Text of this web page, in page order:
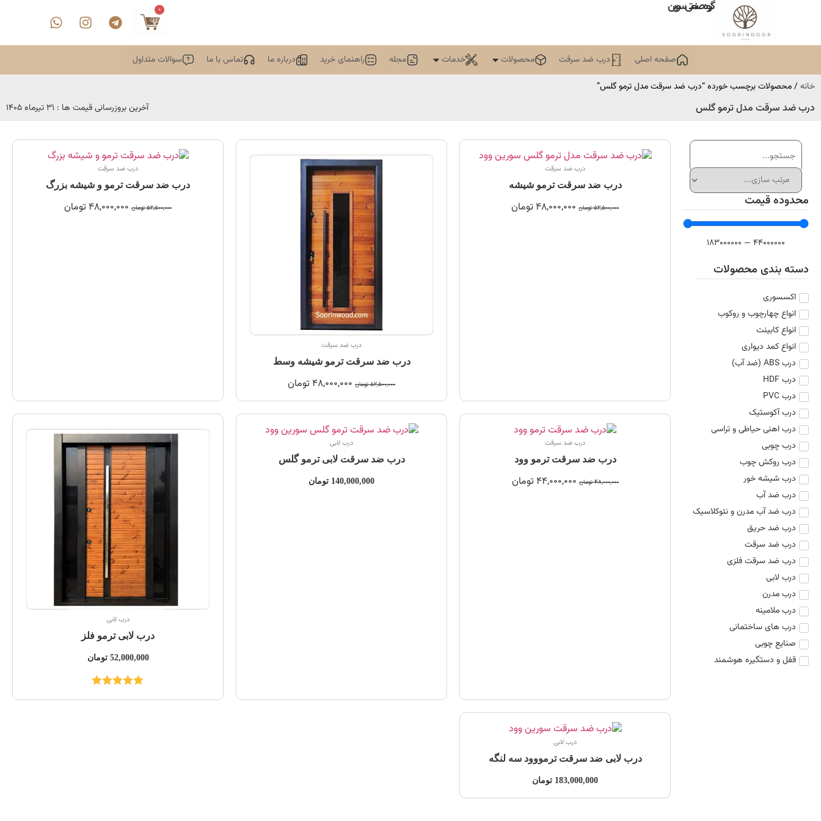
گروه صنعتی سورین 0
صفحه اصلی درب ضد سرقت محصولات خدمات مجله راهنمای خرید درباره ما تماس با ما
سوالات متداول
خانه/ محصولات برچسب خورده “درب ضد سرقت مدل ترمو گلس”
درب ضد سرقت مدل ترمو گلس آخرین بروزرسانی قیمت ها : 31 تیرماه 1405
محدوده قیمت
44000000
—
183000000
دسته بندی محصولات
اکسسوری
انواع چهارچوب و روکوب
انواع کابینت
انواع کمد دیواری
درب ABS (ضد آب)
درب HDF
درب PVC
درب آکوستیک
درب اهنی حیاطی و تراسی
درب چوبی
درب روکش چوب
درب شیشه خور
درب ضد آب
درب ضد آب مدرن و نئوکلاسیک
درب ضد حریق
درب ضد سرقت
درب ضد سرقت فلزی
درب لابی
درب مدرن
درب ملامینه
درب های ساختمانی
صنایع چوبی
قفل و دستگیره هوشمند
درب ضد سرقت
درب ضد سرقت ترمو شیشه
52,500,000 تومان 48,000,000 تومان
درب ضد سرقت
درب ضد سرقت ترمو شیشه وسط
52,500,000 تومان 48,000,000 تومان
درب ضد سرقت
درب ضد سرقت ترمو و شیشه بزرگ
52,500,000 تومان 48,000,000 تومان
درب ضد سرقت
درب ضد سرقت ترمو وود
48,000,000 تومان 44,000,000 تومان
درب لابی
درب ضد سرقت لابی ترمو گلس
140,000,000 تومان
درب لابی
درب لابی ترمو فلز
52,000,000 تومان
درب لابی
درب لابی ضد سرقت ترمووود سه لنگه
183,000,000 تومان